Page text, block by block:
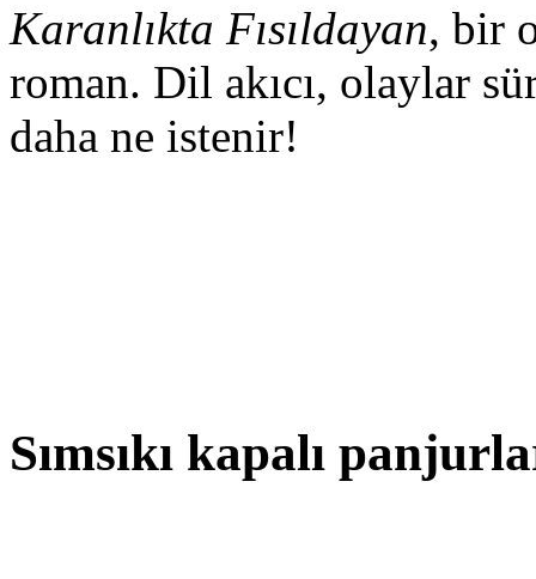
Karanlıkta Fısıldayan, bir
roman. Dil akıcı, olaylar
daha ne istenir!
Sımsıkı kapalı